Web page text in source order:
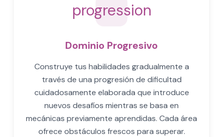
progression
Dominio Progresivo
Construye tus habilidades gradualmente a
través de una progresión de dificultad
cuidadosamente elaborada que introduce
nuevos desafíos mientras se basa en
mecánicas previamente aprendidas. Cada área
ofrece obstáculos frescos para superar.